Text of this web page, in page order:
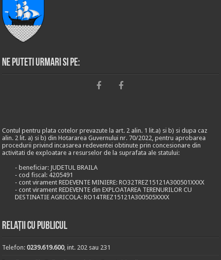
Ne puteti urmari si pe:
Contul pentru plata cotelor prevazute la art. 2 alin. 1 lit.a) si b) si dupa caz
alin. 2 lit. a) si b) din Hotararea Guvernului nr. 70/2022, pentru aprobarea
procedurii privind incasarea redeventei obtinute prin concesionare din
activitati de exploatare a resurselor de la suprafata ale statului:
- beneficiar: JUDETUL BRAILA
- cod fiscal: 4205491
- cont virament REDEVENTE MINIERE: RO32TREZ15121A300501XXXX
- cont virament REDEVENTE din EXPLOATAREA TERENURILOR CU
DESTINATIE AGRICOLA: RO14TREZ15121A300505XXXX
Relații cu publicul
Telefon:0239.619.600, int. 202 sau 231